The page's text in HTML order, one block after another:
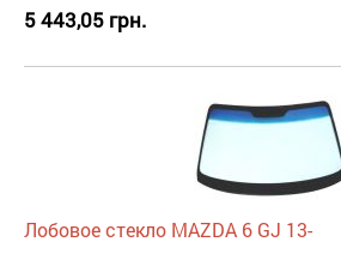
5 443,05 грн.
Лобовое стекло MAZDA 6 GJ 13-